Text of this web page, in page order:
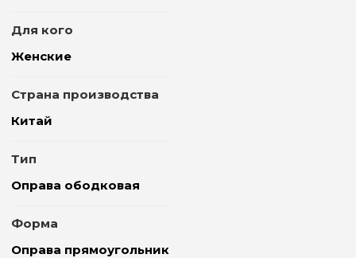
Для кого
Женские
Страна производства
Китай
Тип
Оправа ободковая
Форма
Оправа прямоугольник